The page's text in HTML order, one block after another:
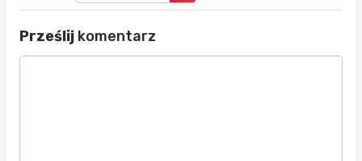
Prześlij komentarz